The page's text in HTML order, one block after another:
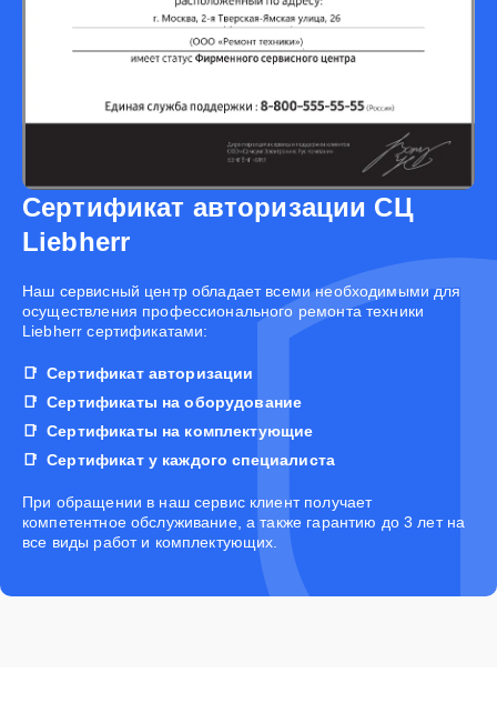
Сертификат авторизации СЦ
Liebherr
Наш сервисный центр обладает всеми необходимыми для
осуществления профессионального ремонта техники
Liebherr сертификатами:
Сертификат авторизации
Сертификаты на оборудование
Сертификаты на комплектующие
Сертификат у каждого специалиста
При обращении в наш сервис клиент получает
компетентное обслуживание, а также гарантию до 3 лет на
все виды работ и комплектующих.